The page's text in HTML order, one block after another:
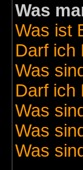
Was
Was ist
Darf ich
Was
Darf ich
Was
Was
Was